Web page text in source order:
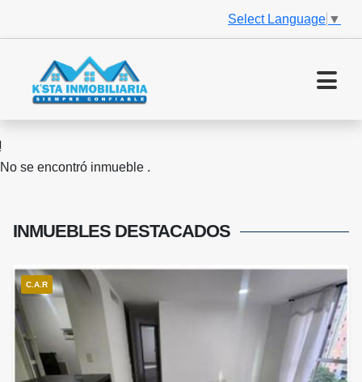
Select Language ▼
No se encontró inmueble .
INMUEBLES DESTACADOS
C.A.R